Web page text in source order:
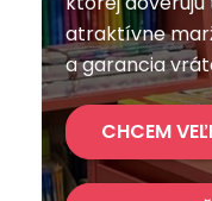
atraktívne
a garancia
CHCEM